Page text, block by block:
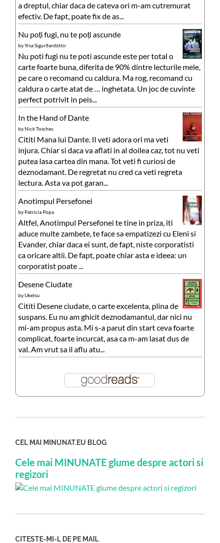
a dreptul, chiar daca de cateva ori m-am cutremurat
efectiv. De fapt, poate fix de as...
Nu poți fugi, nu te poți ascunde
byYrsa Sigurðardóttir
Nu poti fugi nu te poti ascunde este per total o
carte foarte buna, diferita de 90% dintre lecturile mele,
pe care o recomand cu caldura. Ma rog, recomand cu
caldura o carte atat de … inghetata. Un joc de cuvinte
perfect potrivit in peis...
In the Hand of Dante
byNick Tosches
Cititi Mana lui Dante. Il veti adora ori ma veti
injura. Chiar si daca va aflati in al doilea caz, tot nu veti
putea lasa cartea din mana. Tot veti fi curiosi de
deznodamant. De regretat nu cred ca veti regreta
lectura. Asta va pot garan...
Anotimpul Persefonei
by Patricia Popa
Altfel, Anotimpul Persefonei te tine in priza, iti
aduce multe zambete, te face sa empatizezi cu Eleni si
Evander, chiar daca ei sunt, de fapt, niste corporatisti
ca oricare altii. De fapt, poate chiar asta e ideea: un
corporatist poate ...
Desene Ciudate
byUketsu
Cititi Desene ciudate, o carte excelenta, plina de
suspans. Eu nu am ghicit deznodamantul, dar nici nu
mi-am propus asta. Mi s-a parut din start ceva foarte
complicat, foarte incurcat, asa ca m-am lasat dus de
val. Am vrut sa il aflu atu...
CEL MAI MINUNAT.EU BLOG
Cele mai MINUNATE glume despre actori si
regizori
CITESTE-MI-L DE PE MAIL